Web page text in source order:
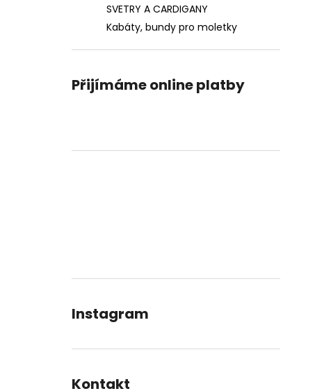
SVETRY A CARDIGANY
Kabáty, bundy pro moletky
Přijímáme online platby
Instagram
Kontakt